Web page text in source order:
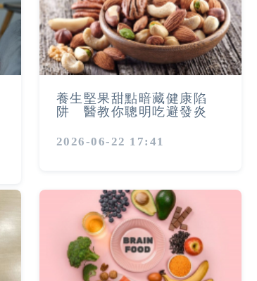
養生堅果甜點暗藏健康陷
阱 醫教你聰明吃避發炎
2026-06-22 17:41